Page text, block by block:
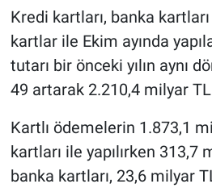
Kredi kartları, banka
kartlar ile Ekim ayında
tutarı bir önceki yılın aynı
49 artarak 2.210,4 milyar
Kartlı ödemelerin 1.873,1
kartları ile yapılırken 313,7
banka kartları, 23,6 milyar